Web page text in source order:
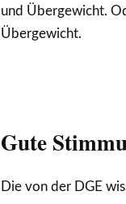
und Übergewicht.
Übergewicht.
Gute
Die von der DGE